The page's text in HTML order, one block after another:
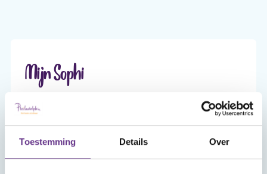
Toestemming Details Over
Mijn Sophi
Mijn Sophi is je persoonlijke én beveiligde
omgeving van sophi.online. Alleen jij hebt er,
toegang toe.